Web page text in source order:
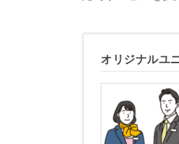
オリジナルユ